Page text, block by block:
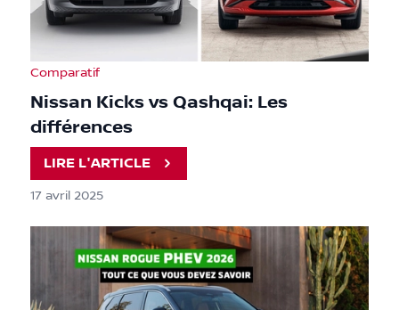
Comparatif
Nissan Kicks vs Qashqai: Les
différences
LIRE L'ARTICLE
17 avril 2025